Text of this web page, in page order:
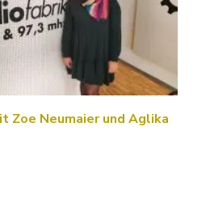
Zoe Neumaier und Aglika